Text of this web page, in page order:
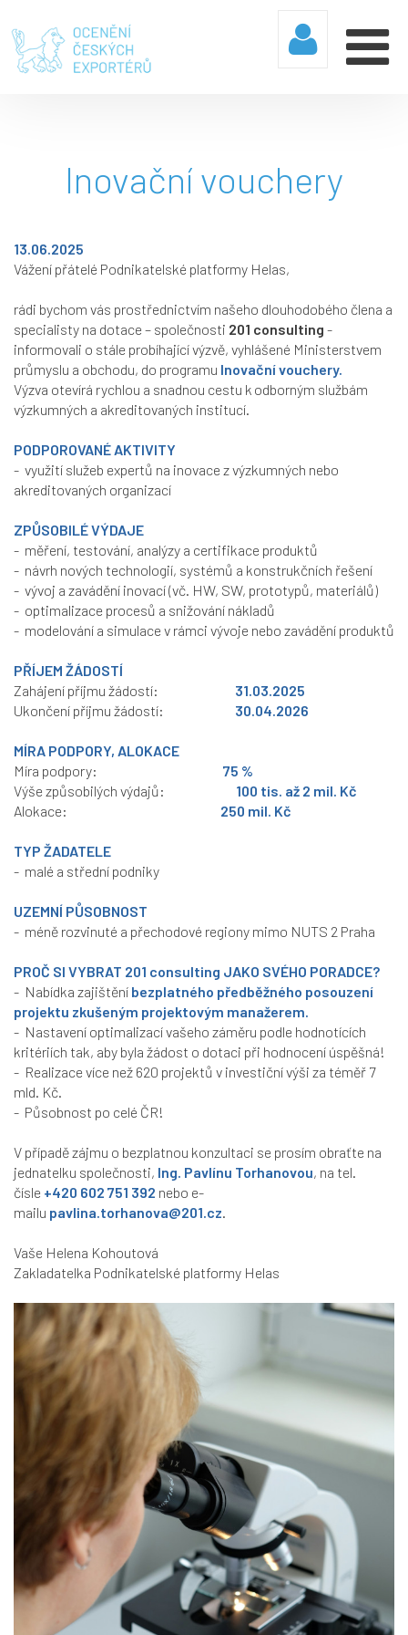
Inovační vouchery
13.06.2025
Vážení přátelé Podnikatelské platformy Helas,
rádi bychom vás prostřednictvím našeho dlouhodobého člena a
specialisty na dotace – společnosti 201 consulting -
informovali o stále probíhající výzvě, vyhlášené Ministerstvem
průmyslu a obchodu, do programu Inovační vouchery.
Výzva otevírá rychlou a snadnou cestu k odborným službám
výzkumných a akreditovaných institucí.
PODPOROVANÉ AKTIVITY
- využití služeb expertů na inovace z výzkumných nebo
akreditovaných organizací
ZPŮSOBILÉ VÝDAJE
- měření, testování, analýzy a certifikace produktů
- návrh nových technologií, systémů a konstrukčních řešení
- vývoj a zavádění inovací (vč. HW, SW, prototypů, materiálů)
- optimalizace procesů a snižování nákladů
- modelování a simulace v rámci vývoje nebo zavádění produktů
PŘÍJEM ŽÁDOSTÍ
Zahájení příjmu žádostí: 31.03.2025
Ukončení příjmu žádostí: 30.04.2026
MÍRA PODPORY, ALOKACE
Míra podpory: 75 %
Výše způsobilých výdajů: 100 tis. až 2 mil. Kč
Alokace: 250 mil. Kč
TYP ŽADATELE
- malé a střední podniky
UZEMNÍ PŮSOBNOST
- méně rozvinuté a přechodové regiony mimo NUTS 2 Praha
PROČ SI VYBRAT 201 consulting JAKO SVÉHO PORADCE?
- Nabídka zajištění bezplatného předběžného posouzení
projektu zkušeným projektovým manažerem.
- Nastavení optimalizací vašeho záměru podle hodnotících
kritériích tak, aby byla žádost o dotaci při hodnocení úspěšná!
- Realizace více než 620 projektů v investiční výši za téměř 7
mld. Kč.
- Působnost po celé ČR!
V případě zájmu o bezplatnou konzultaci se prosím obraťte na
jednatelku společnosti, Ing. Pavlínu Torhanovou, na tel.
čísle +420 602 751 392 nebo e-
mailu pavlina.torhanova@201.cz.
Vaše Helena Kohoutová
Zakladatelka Podnikatelské platformy Helas